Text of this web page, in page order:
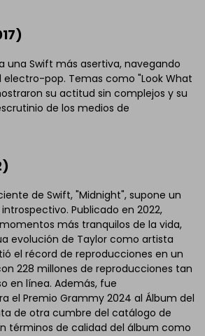
una Swift más asertiva, navegando
pop. Temas como "Look What
su actitud sin complejos y su
de los medios de
de Swift, "Midnight", supone un
Publicado en 2022,
más tranquilos de la vida,
evolución de Taylor como artista
el récord de reproducciones en un
228 millones de reproducciones tan
en línea. Además, fue
el Premio Grammy 2024 al Álbum del
de otra cumbre del catálogo de
términos de calidad del álbum como